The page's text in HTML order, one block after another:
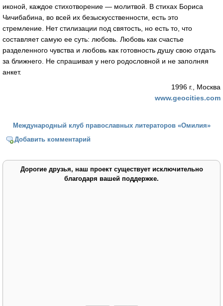
иконой, каждое стихотворение — молитвой. В стихах Бориса
Чичибабина, во всей их безыскусственности, есть это
стремление. Нет стилизации под святость, но есть то, что
составляет самую ее суть: любовь. Любовь как счастье
разделенного чувства и любовь как готовность душу свою отдать
за ближнего. Не спрашивая у него родословной и не заполняя
анкет.
1996 г., Москва
www.geocities.com
Международный клуб православных литераторов «Омилия»
Добавить комментарий
Дорогие друзья, наш проект существует исключительно
благодаря вашей поддержке.